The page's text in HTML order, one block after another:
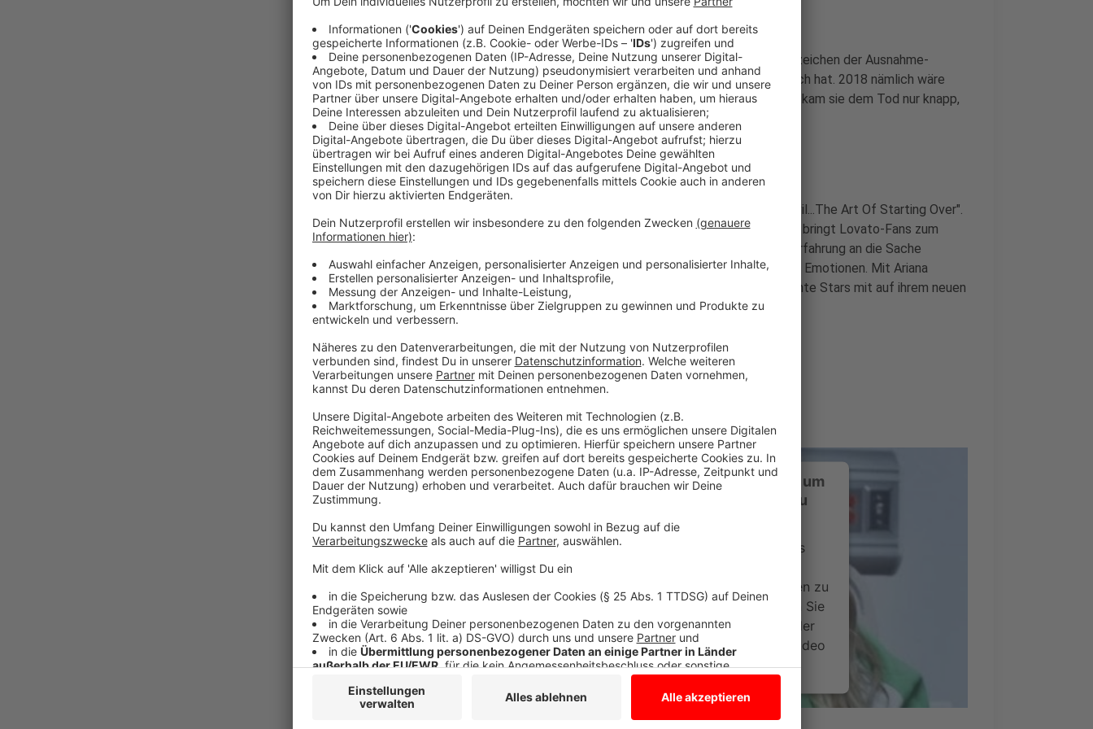
Das erste Album nach rund vier Jahren Pause. Ein wahres Lebenszeichen der Ausnahme-
Künstlerin, die mit gerade einmal 28 Jahren schon so viel hinter sich hat. 2018 nämlich wäre
Lovato fast gestorben, nach Einnahme eines Drogencocktails entkam sie dem Tod nur knapp,
erlitt einen Herzinfarkt inklusive Schlaganfall.
Anzeige
Das Album heißt deshalb nicht ohne Grund "Dancing With The Devil...The Art Of Starting Over".
18 Lieder mit einer Stunde Spielzeit umfasst die neue Platte und bringt Lovato-Fans zum
Glühen. Kritiker feiern das Album, denn, auch wenn man ohne Vorerfahrung an die Sache
herangeht, kommen sehr melodische Songs bei herum - mit vielen Emotionen. Mit Ariana
Grande und Sam Fischer befinden sich unter anderem auch bekannte Stars mit auf ihrem neuen
Album. Demi Lovato - so scheint es - ist endgültig zurück.
Anzeige
Wir benötigen Ihre Zustimmung, um
den YouTube Video-Service zu
Wir verwenden einen Service eines
einzubetten. Dieser Service kann Daten zu
Ihren Aktivitäten sammeln. Bitte lesen Sie
die Details durch und stimmen Sie der
Nutzung des Service zu, um dieses Video
anzusehen.
Mehr Informationen